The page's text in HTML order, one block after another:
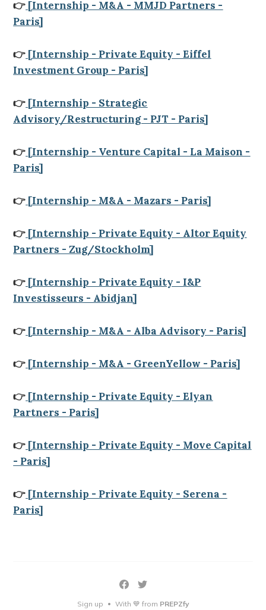
👉 [Internship - M&A - MMJD Partners -
Paris]
👉 [Internship - Private Equity - Eiffel
Investment Group - Paris]
👉 [Internship - Strategic
Advisory/Restructuring - PJT - Paris]
👉 [Internship - Venture Capital - La Maison -
Paris]
👉 [Internship - M&A - Mazars - Paris]
👉 [Internship - Private Equity - Altor Equity
Partners - Zug/Stockholm]
👉 [Internship - Private Equity - I&P
Investisseurs - Abidjan]
👉 [Internship - M&A - Alba Advisory - Paris]
👉 [Internship - M&A - GreenYellow - Paris]
👉 [Internship - Private Equity - Elyan
Partners - Paris]
👉 [Internship - Private Equity - Move Capital
- Paris]
👉 [Internship - Private Equity - Serena -
Paris]
Sign up • With 💙 from PREPZfy